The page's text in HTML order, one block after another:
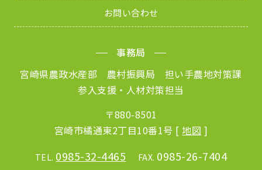
お問い合わせ
事務局
宮崎県農政水産部 農村振興局 担い手農地対策課
参入支援・人材対策担当
〒880-8501
宮崎市橘通東2丁目10番1号 [地図 ]
TEL. 0985-32-4465 FAX. 0985-26-7404